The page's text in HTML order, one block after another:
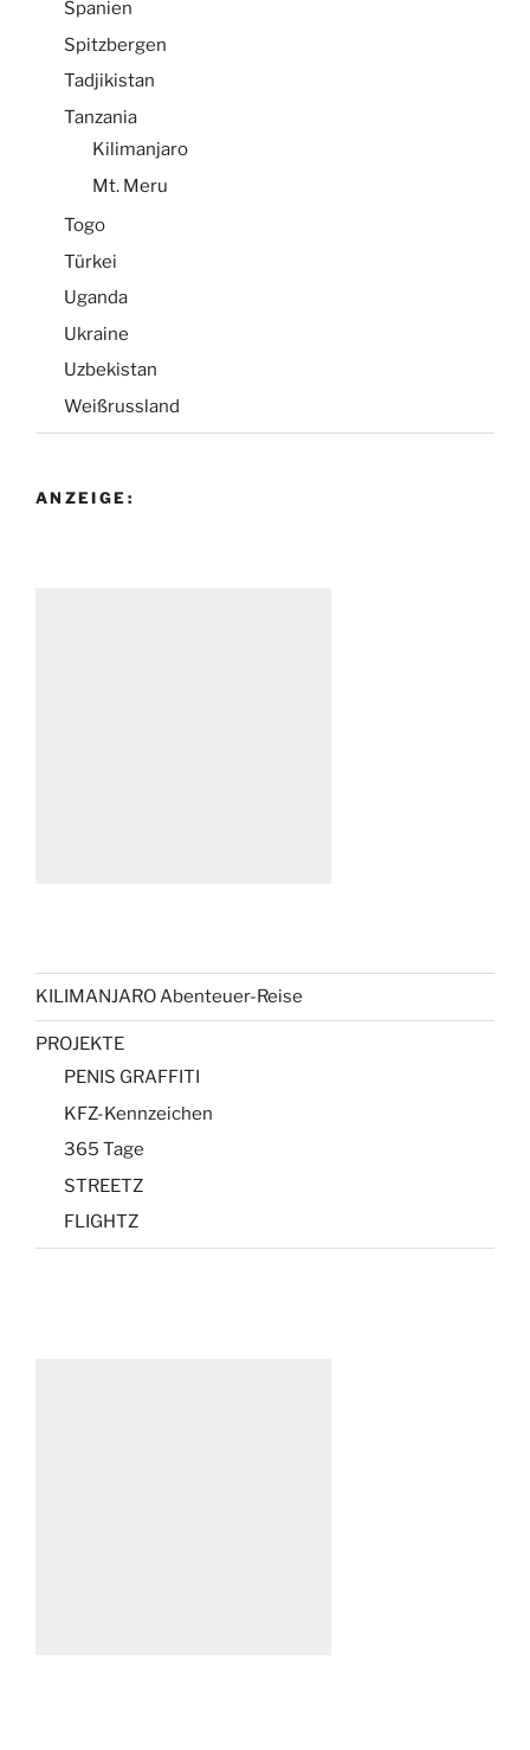
Spanien
Spitzbergen
Tadjikistan
Tanzania
Kilimanjaro
Mt. Meru
Togo
Türkei
Uganda
Ukraine
Uzbekistan
Weißrussland
ANZEIGE:
KILIMANJARO Abenteuer-Reise
PROJEKTE
PENIS GRAFFITI
KFZ-Kennzeichen
365 Tage
STREETZ
FLIGHTZ